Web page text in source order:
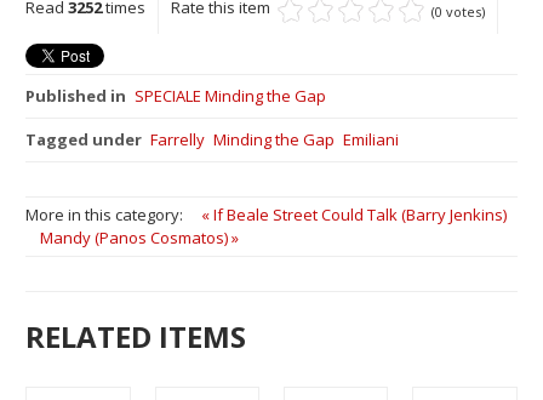
Read3252times Rate this item (0 votes)
Published in SPECIALE Minding the Gap
Tagged under Farrelly Minding the Gap Emiliani
More in this category:
« If Beale Street Could Talk (Barry Jenkins)
Mandy (Panos Cosmatos) »
RELATED ITEMS